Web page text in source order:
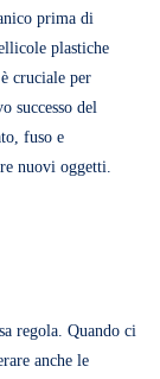
prima di
plastiche
cruciale per
successo del
fuso e
nuovi oggetti.
regola. Quando ci
anche le